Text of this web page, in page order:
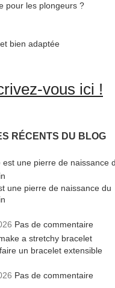
pour les plongeurs ?
bien adaptée
vous ici !
RÉCENTS DU BLOG
une pierre de naissance du
Pas de commentaire
un bracelet extensible
Pas de commentaire